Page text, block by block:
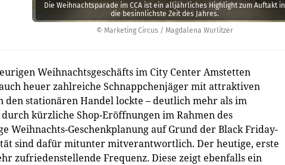
© Marketing Circus / Magdalena Wurlitzer
Die Weihnachtsparade im CCA ist ein alljährliches Highlight zum Auftakt in
die besinnlichste Zeit des Jahres.
Weihnachtsgeschäfts im City Center Amstetten
heuer zahlreiche Schnappchenjäger mit attraktiven
den stationären Handel lockte – deutlich mehr als im
kürzliche Shop-Eröffnungen im Rahmen des
Weihnachts-Geschenkplanung auf Grund der Black Friday-
sind dafür mitunter mitverantwortlich. Der heutige, erste
zufriedenstellende Frequenz. Diese zeigt ebenfalls ein